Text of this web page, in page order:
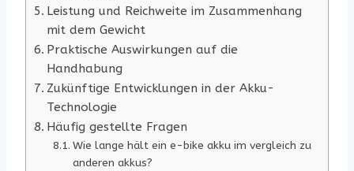
Leistung und Reichweite im Zusammenhang
mit dem Gewicht
Praktische Auswirkungen auf die
Handhabung
Zukünftige Entwicklungen in der Akku-
Technologie
Häufig gestellte Fragen
Wie lange hält ein e-bike akku im vergleich zu
anderen akkus?